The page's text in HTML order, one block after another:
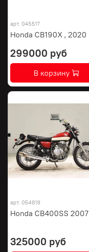
арт. 045517
Honda CB190X , 2020
299000 руб
В корзину
арт. 054819
Honda CB400SS 2007
325000 руб